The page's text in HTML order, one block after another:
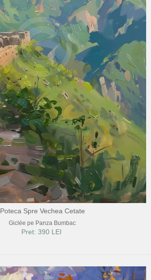
Poteca Spre Vechea Cetate
Giclée pe Panza Bumbac
Pret: 390 LEI